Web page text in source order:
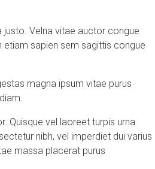
Velna vitae auctor congue
etiam sapien sem sagittis congue
magna ipsum vitae purus
Quisque vel laoreet turpis urna
nibh, vel imperdiet dui varius
massa placerat purus